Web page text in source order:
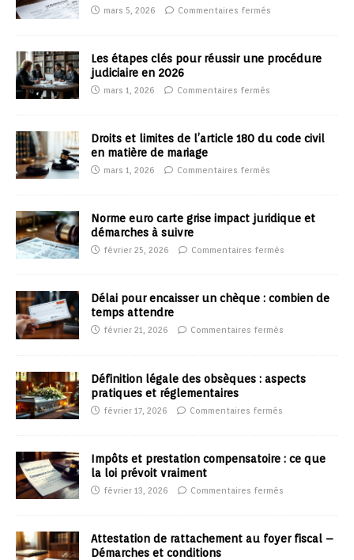
mars 5, 2026 Commentaires fermés
Les étapes clés pour réussir une procédure
judiciaire en 2026
mars 1, 2026 Commentaires fermés
Droits et limites de l’article 180 du code civil
en matière de mariage
mars 1, 2026 Commentaires fermés
Norme euro carte grise impact juridique et
démarches à suivre
février 25, 2026 Commentaires fermés
Délai pour encaisser un chèque : combien de
temps attendre
février 21, 2026 Commentaires fermés
Définition légale des obsèques : aspects
pratiques et réglementaires
février 17, 2026 Commentaires fermés
Impôts et prestation compensatoire : ce que
la loi prévoit vraiment
février 13, 2026 Commentaires fermés
Attestation de rattachement au foyer fiscal –
Démarches et conditions